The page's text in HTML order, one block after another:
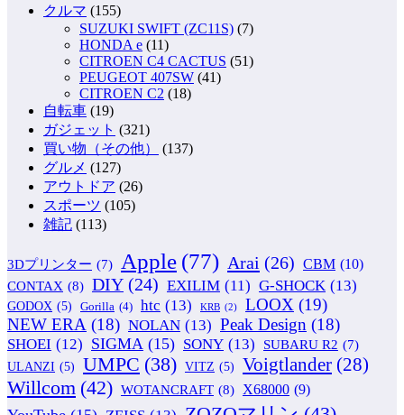
クルマ (155)
SUZUKI SWIFT (ZC11S) (7)
HONDA e (11)
CITROEN C4 CACTUS (51)
PEUGEOT 407SW (41)
CITROEN C2 (18)
自転車 (19)
ガジェット (321)
買い物（その他）
(137)
グルメ (127)
アウトドア (26)
スポーツ (105)
雑記 (113)
3Dプリンター (7) Apple (77) Arai (26) CBM (10)
CONTAX (8) DIY (24) EXILIM (11) G-SHOCK (13)
GODOX (5) Gorilla (4) htc (13) KRB (2) LOOX (19)
NEW ERA (18) NOLAN (13) Peak Design (18)
SHOEI (12) SIGMA (15) SONY (13) SUBARU R2 (7)
ULANZI (5) UMPC (38) VITZ (5) Voigtlander (28)
Willcom (42) WOTANCRAFT (8) X68000 (9)